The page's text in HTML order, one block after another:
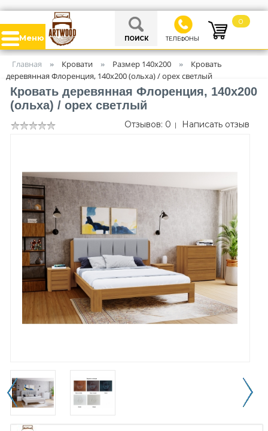
Меню ПОИСК ТЕЛЕФОНЫ
0
Главная » Кровати » Размер 140х200 »
Кровать
деревянная Флоренция, 140х200 (ольха) / орех светлый
Кровать деревянная Флоренция, 140х200
(ольха) / орех светлый
Отзывов: 0 | Написать отзыв